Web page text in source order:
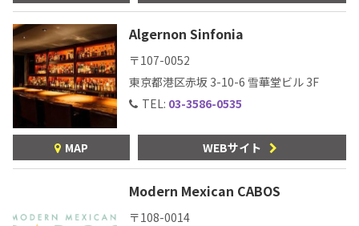
Algernon Sinfonia
〒107-0052
東京都港区赤坂 3-10-6 雪華堂ビル 3F
TEL: 03-3586-0535
MAP WEBサイト
Modern Mexican CABOS
〒108-0014